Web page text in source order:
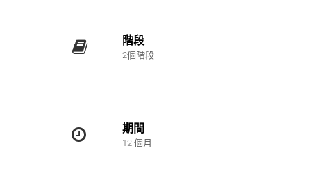
階段
2個階段
期間
12 個月